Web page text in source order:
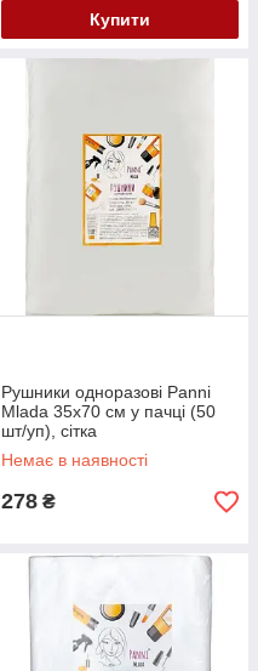
Купити
Рушники одноразові Panni
Mlada 35х70 см у пачці (50
шт/уп), сітка
Немає в наявності
278 ₴